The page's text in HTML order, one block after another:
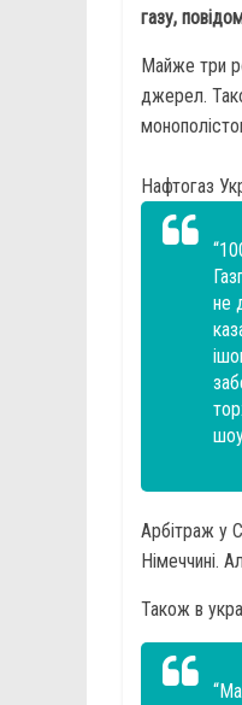
газу,
Майже три
джерел.
Нафтогаз
не
Арбітраж у
Німеччині.
Також в